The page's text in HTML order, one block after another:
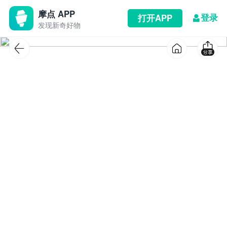
摩点 APP
发现新奇好物
打开APP 登录